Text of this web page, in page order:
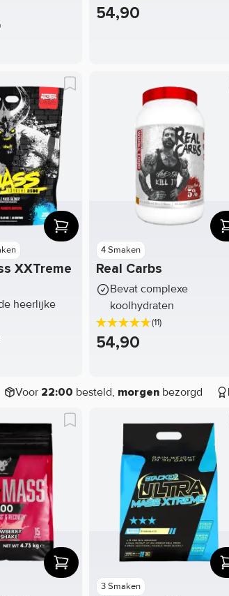
54,90
XXTreme
heerlijke
4 Smaken
Real Carbs
Bevat complexe
koolhydraten
(11)
54,90
Voor 22:00 besteld, morgenbezorgd
3 Smaken